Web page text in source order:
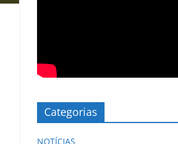
Categorias
NOTÍCIAS